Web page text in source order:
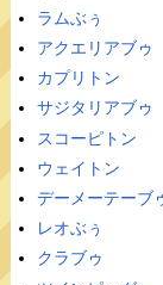
ラムぶぅ
アクエリアブゥ
カプリトン
サジタリアブゥ
スコーピトン
ウェイトン
デーメーテーブ
レオぶぅ
クラブゥ